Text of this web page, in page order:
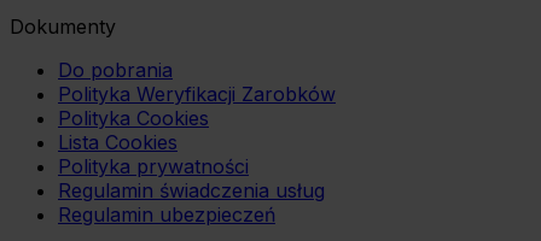
Dokumenty
Do pobrania
Polityka Weryfikacji Zarobków
Polityka Cookies
Lista Cookies
Polityka prywatności
Regulamin świadczenia usług
Regulamin ubezpieczeń